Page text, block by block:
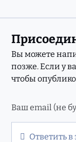
Вы можете
позже. Если у
чтобы
Ответить в